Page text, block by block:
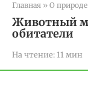
Главная » О природе
Животный
обитатели
На чтение: 11 мин